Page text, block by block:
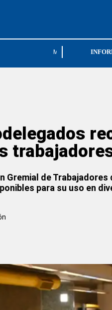
MAR DEL PLATA
Gremial de
para su uso en